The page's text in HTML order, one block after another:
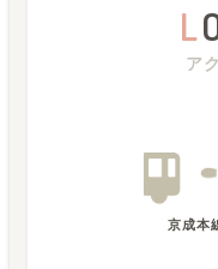
L
ア
京成本